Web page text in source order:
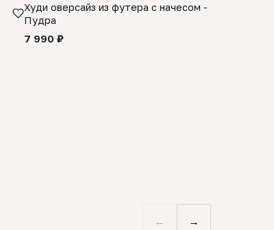
Худи оверсайз из футера с начесом -
Пудра
7 990 ₽
← →